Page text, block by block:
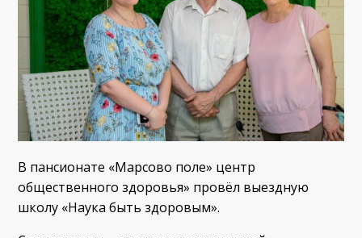
В пансионате «Марсово поле» центр
общественного здоровья» провёл выездную
школу «Наука быть здоровым».